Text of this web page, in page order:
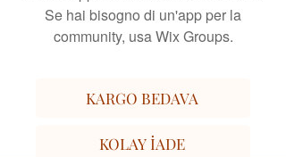
Se hai bisogno di un'app per la
community, usa Wix Groups.
KARGO BEDAVA
KOLAY İADE